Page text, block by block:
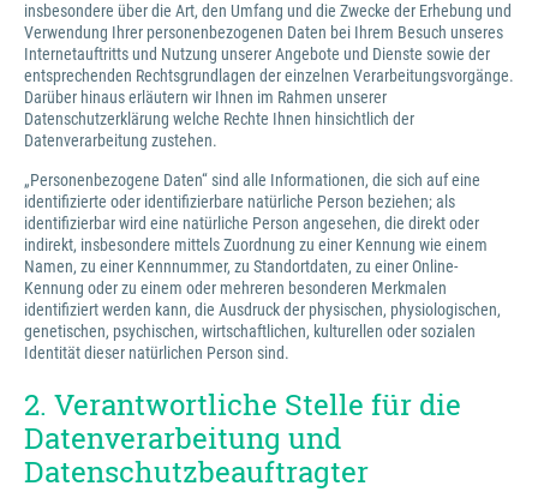
insbesondere über die Art, den Umfang und die Zwecke der Erhebung und
Verwendung Ihrer personenbezogenen Daten bei Ihrem Besuch unseres
Internetauftritts und Nutzung unserer Angebote und Dienste sowie der
entsprechenden Rechtsgrundlagen der einzelnen Verarbeitungsvorgänge.
Darüber hinaus erläutern wir Ihnen im Rahmen unserer
Datenschutzerklärung welche Rechte Ihnen hinsichtlich der
Datenverarbeitung zustehen.
„Personenbezogene Daten“ sind alle Informationen, die sich auf eine
identifizierte oder identifizierbare natürliche Person beziehen; als
identifizierbar wird eine natürliche Person angesehen, die direkt oder
indirekt, insbesondere mittels Zuordnung zu einer Kennung wie einem
Namen, zu einer Kennnummer, zu Standortdaten, zu einer Online-
Kennung oder zu einem oder mehreren besonderen Merkmalen
identifiziert werden kann, die Ausdruck der physischen, physiologischen,
genetischen, psychischen, wirtschaftlichen, kulturellen oder sozialen
Identität dieser natürlichen Person sind.
2. Verantwortliche Stelle für die
Datenverarbeitung und
Datenschutzbeauftragter